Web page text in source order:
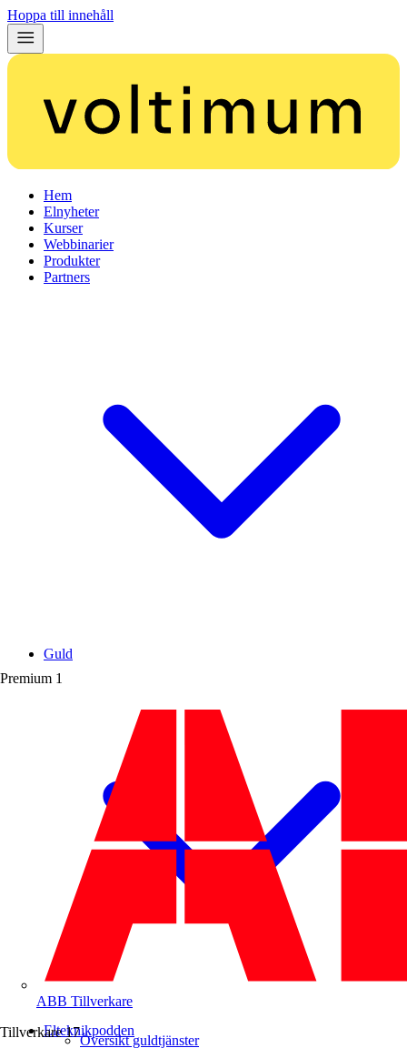
Hoppa till innehåll
Hem
Elnyheter
Kurser
Webbinarier
Produkter
Partners
Premium 1
ABB Tillverkare
Tillverkare 17
Guld
Översikt guldtjänster
Elteknikpodden